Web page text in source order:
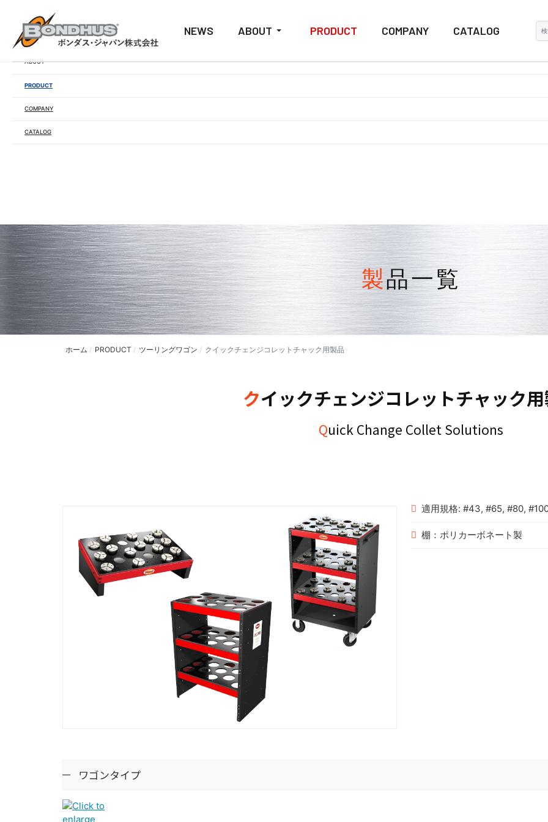
NEWS
ABOUT
PRODUCT
COMPANY
CATALOG
NEWS ABOUT PRODUCT COMPANY CATALOG
検
製品一覧
ホーム PRODUCT ツーリングワゴン クイックチェンジコレットチャック用製品
クイックチェンジコレットチャック
Quick Change Collet Solutions
適用規格: #43, #65, #80,
棚：ポリカーボネート製
ワゴンタイプ